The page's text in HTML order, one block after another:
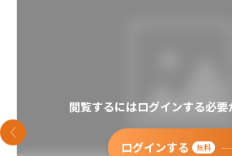
閲覧するにはログインする必要
ログインする 無料
前のスライド